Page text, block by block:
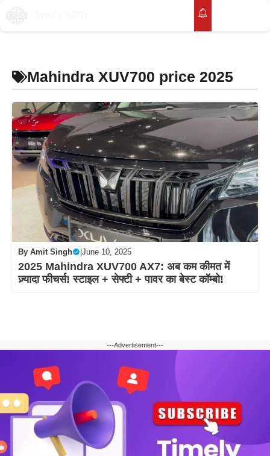
Skip
Mahindra XUV700 price 2025
By Amit Singh June 10, 2025
2025 Mahindra XUV700 AX7: अब कम कीमत में
ज़्यादा फीचर्स! स्टाइल + सेफ्टी + पावर का बेस्ट कॉम्बो!
---Advertisement---